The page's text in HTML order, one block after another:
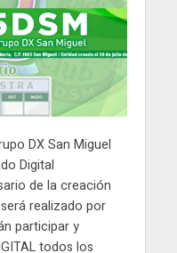
DX San Miguel
Digital
de la creación
realizado por
participar y
todos los